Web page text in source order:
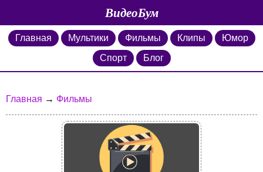
ВидеоБум
Главная Мультики Фильмы Клипы
Юмор
Спорт
Блог
Главная → Фильмы